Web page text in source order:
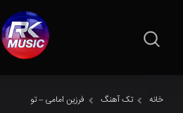
خانه تک آهنگ فرزین امامی – تو